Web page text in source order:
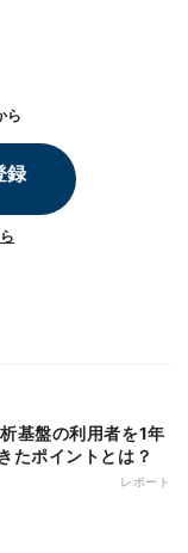
ら
録
たポイントとは？
レポート